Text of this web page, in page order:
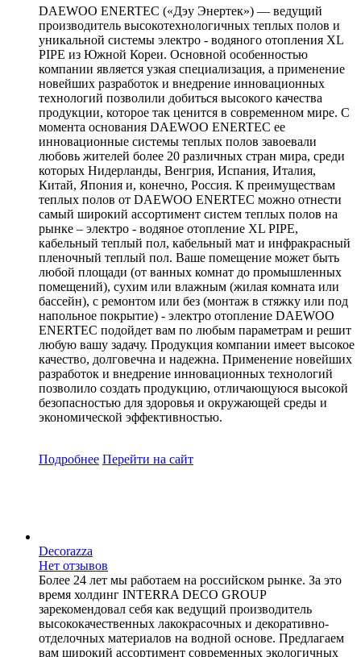
DAEWOO ENERTEC («Дэу Энертек») — ведущий
производитель высокотехнологичных теплых полов и
уникальной системы электро - водяного отопления XL
PIPE из Южной Кореи. Основной особенностью
компании является узкая специализация, а применение
новейших разработок и внедрение инновационных
технологий позволили добиться высокого качества
продукции, которое так ценится в современном мире. С
момента основания DAEWOO ENERTEC ее
инновационные системы теплых полов завоевали
любовь жителей более 20 различных стран мира, среди
которых Нидерланды, Венгрия, Испания, Италия,
Китай, Япония и, конечно, Россия. К преимуществам
теплых полов от DAEWOO ENERTEC можно отнести
самый широкий ассортимент систем теплых полов на
рынке – электро - водяное отопление XL PIPE,
кабельный теплый пол, кабельный мат и инфракрасный
пленочный теплый пол. Ваше помещение может быть
любой площади (от ванных комнат до промышленных
помещений), сухим или влажным (жилая комната или
бассейн), с ремонтом или без (монтаж в стяжку или под
напольное покрытие) - электро отопление DAEWOO
ENERTEC подойдет вам по любым параметрам и решит
любую вашу задачу. Продукция компании имеет высокое
качество, долговечна и надежна. Применение новейших
разработок и внедрение инновационных технологий
позволило создать продукцию, отличающуюся высокой
безопасностью для здоровья и окружающей среды и
экономической эффективностью.
Подробнее Перейти на сайт
Decorazza
Нет отзывов
Более 24 лет мы работаем на российском рынке. За это
время холдинг INTERRA DECO GROUP
зарекомендовал себя как ведущий производитель
высококачественных лакокрасочных и декоративно-
отделочных материалов на водной основе. Предлагаем
вам широкий ассортимент современных экологичных